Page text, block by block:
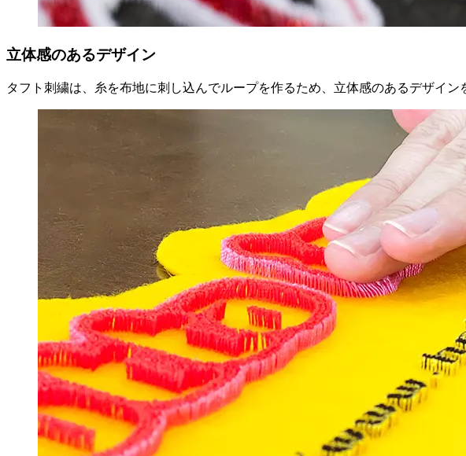
立体感のあるデザイン
タフト刺繍は、糸を布地に刺し込んでループを作るため、立体感のあるデザイ